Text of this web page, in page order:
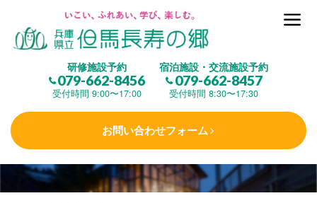
研修施設予約
079-662-8456
受付時間 9:00〜17:00
宿泊施設・交流施設予約
079-662-8457
受付時間 8:30〜17:30
お問い合わせフォーム
但馬長寿の郷とは
(研修施設)
楽しむ